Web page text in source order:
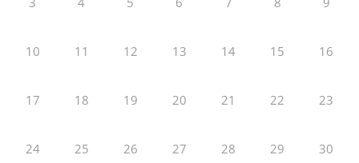
10 11 12 13 14 15 16
17 18 19 20 21 22 23
24 25 26 27 28 29 30